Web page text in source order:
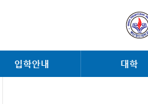
입학안내 대학